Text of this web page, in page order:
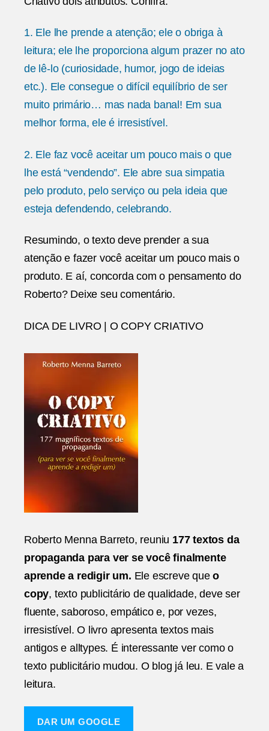
1. Ele lhe prende a atenção; ele o obriga à
leitura; ele lhe proporciona algum prazer no ato
de lê-lo (curiosidade, humor, jogo de ideias
etc.). Ele consegue o difícil equilíbrio de ser
muito primário… mas nada banal! Em sua
melhor forma, ele é irresistível.
2. Ele faz você aceitar um pouco mais o que
lhe está “vendendo”. Ele abre sua simpatia
pelo produto, pelo serviço ou pela ideia que
esteja defendendo, celebrando.
Resumindo, o texto deve prender a sua
atenção e fazer você aceitar um pouco mais o
produto. E aí, concorda com o pensamento do
Roberto? Deixe seu comentário.
DICA DE LIVRO | O COPY CRIATIVO
Roberto Menna Barreto, reuniu 177 textos da
propaganda para ver se você finalmente
aprende a redigir um. Ele escreve queo
copy, texto publicitário de qualidade, deve ser
fluente, saboroso, empático e, por vezes,
irresistível. O livro apresenta textos mais
antigos e alltypes. É interessante ver como o
texto publicitário mudou. O blog já leu. E vale a
leitura.
DAR UM GOOGLE